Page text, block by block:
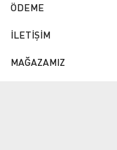
ÖDEME
İLETİŞİM
MAĞAZAMIZ